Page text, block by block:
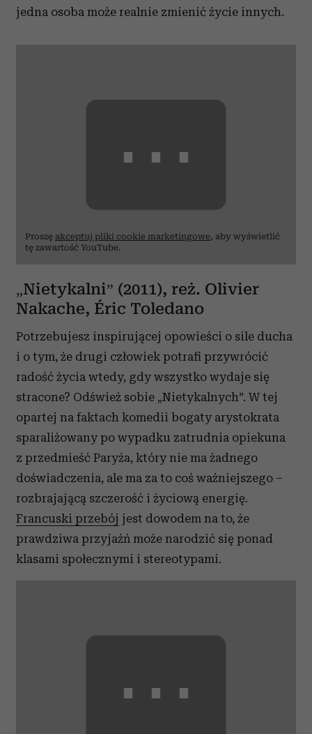
jedna osoba może realnie zmienić życie innych.
⋯
Proszę akceptuj pliki cookie marketingowe, aby wyświetlić
tę zawartość YouTube.
„Nietykalni” (2011), reż. Olivier
Nakache, Éric Toledano
Potrzebujesz inspirującej opowieści o sile ducha
i o tym, że drugi człowiek potrafi przywrócić
radość życia wtedy, gdy wszystko wydaje się
stracone? Odśwież sobie „Nietykalnych”. W tej
opartej na faktach komedii bogaty arystokrata
sparaliżowany po wypadku zatrudnia opiekuna
z przedmieść Paryża, który nie ma żadnego
doświadczenia, ale ma za to coś ważniejszego –
rozbrajającą szczerość i życiową energię.
Francuski przebój jest dowodem na to, że
prawdziwa przyjaźń może narodzić się ponad
klasami społecznymi i stereotypami.
⋯